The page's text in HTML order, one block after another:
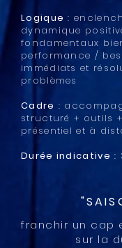
Logique :
dynamique
fondamentaux
performance /
immédiats et
problèmes
Cadre :
structuré + outils
présentiel et à
Durée indicative :
franchir un cap
sur la